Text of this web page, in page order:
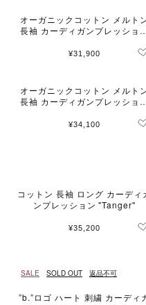
オーガニックコットン メルト
長袖 カーディガンプレッショ
¥31,900
オーガニックコットン メルト
長袖 カーディガンプレッショ
¥34,100
コットン 長袖 ロング カーディ
ンプレッション "Tanger"
¥35,200
SALE SOLD OUT 返品不可
”b.”ロゴ ハート 刺繍 カーディ